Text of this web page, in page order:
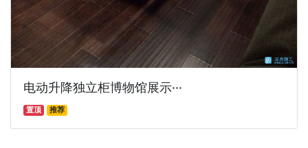
电动升降独立柜博物馆展示···
置顶 推荐